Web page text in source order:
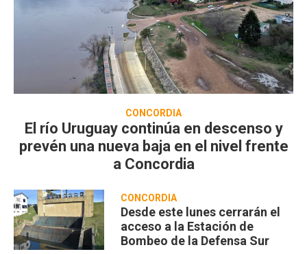
CONCORDIA
El río Uruguay continúa en descenso y
prevén una nueva baja en el nivel frente
a Concordia
CONCORDIA
Desde este lunes cerrarán el
acceso a la Estación de
Bombeo de la Defensa Sur